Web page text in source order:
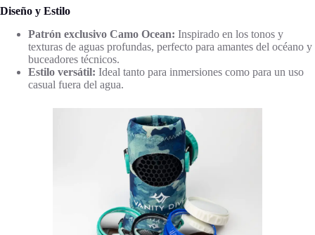
Diseño y Estilo
Patrón exclusivo Camo Ocean: Inspirado en los tonos y
texturas de aguas profundas, perfecto para amantes del océano y
buceadores técnicos.
Estilo versátil: Ideal tanto para inmersiones como para un uso
casual fuera del agua.